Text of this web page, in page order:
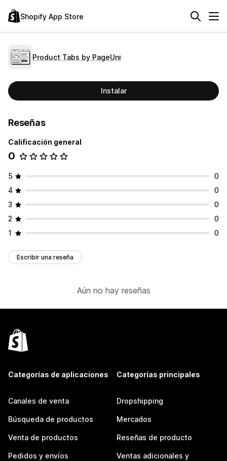
Shopify App Store
Product Tabs by PageUni
Instalar
Reseñas
Calificación general
0
5
0
4
0
3
0
2
0
1
0
Escribir una reseña
Aún no hay reseñas
Categorías de aplicaciones
Canales de venta
Búsqueda de productos
Venta de productos
Pedidos y envíos
Categorías principales
Dropshipping
Mercados
Reseñas de producto
Ventas adicionales y